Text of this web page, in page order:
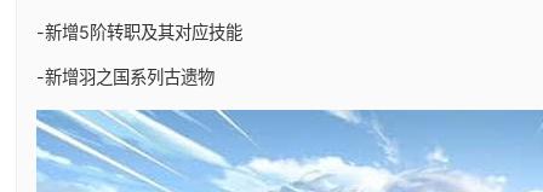
-新增5阶转职及其对应技能
-新增羽之国系列古遗物